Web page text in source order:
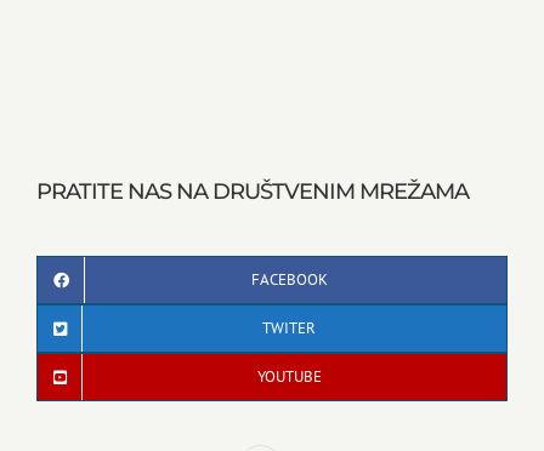
PRATITE NAS NA DRUŠTVENIM MREŽAMA
FACEBOOK
TWITER
YOUTUBE